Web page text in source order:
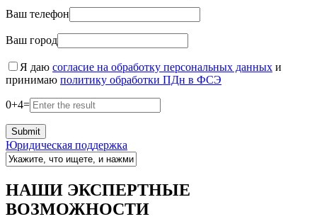
Ваш телефон
Ваш город
Я даю согласие на обработку персональных данных и
принимаю политику обработки ПДн в ФСЭ
0+4=
Юридическая поддержка
НАШИ ЭКСПЕРТНЫЕ
ВОЗМОЖНОСТИ